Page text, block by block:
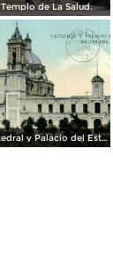
Templo de La Salud.
Catedral y Palacio del Estado